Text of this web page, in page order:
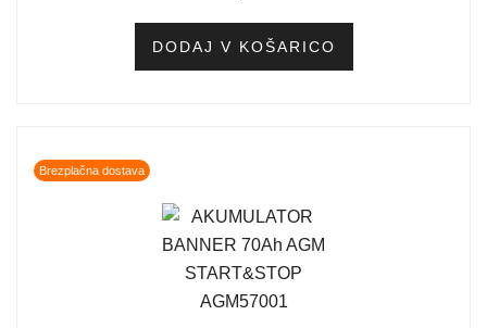
DODAJ V KOŠARICO
Brezplačna dostava